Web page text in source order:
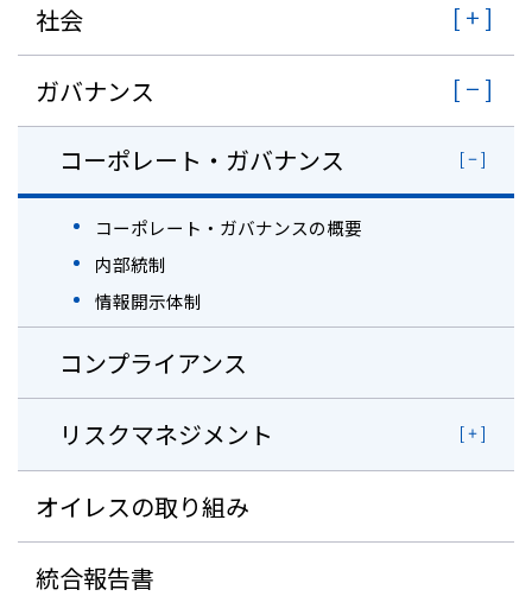
社会
ガバナンス
コーポレート・ガバナンス
コーポレート・ガバナンスの概要
内部統制
情報開示体制
コンプライアンス
リスクマネジメント
オイレスの取り組み
統合報告書